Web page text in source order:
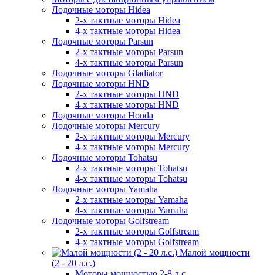
Лодочные моторы Hidea
2-х тактные моторы Hidea
4-х тактные моторы Hidea
Лодочные моторы Parsun
2-х тактные моторы Parsun
4-х тактные моторы Parsun
Лодочные моторы Gladiator
Лодочные моторы HND
2-х тактные моторы HND
4-х тактные моторы HND
Лодочные моторы Honda
Лодочные моторы Mercury
2-х тактные моторы Mercury
4-х тактные моторы Mercury
Лодочные моторы Tohatsu
2-х тактные моторы Tohatsu
4-х тактные моторы Tohatsu
Лодочные моторы Yamaha
2-х тактные моторы Yamaha
4-х тактные моторы Yamaha
Лодочные моторы Golfstream
2-х тактные моторы Golfstream
4-х тактные моторы Golfstream
Малой мощности
(2 - 20 л.с.)